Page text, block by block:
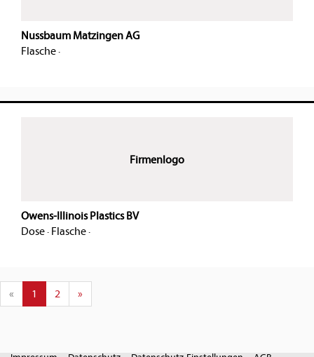
Nussbaum Matzingen AG
Flasche·
Firmenlogo
Owens-Illinois Plastics BV
Dose· Flasche·
« 1 2 »